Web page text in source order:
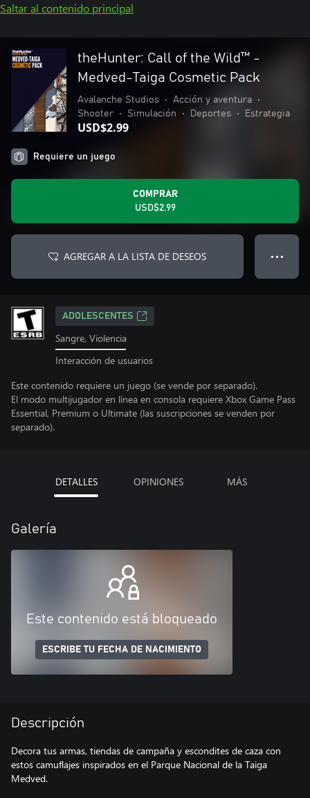
Saltar al contenido principal
theHunter: Call of the Wild™ -
Medved-Taiga Cosmetic Pack
Avalanche Studios • Acción y aventura
•
Shooter
• Simulación • Deportes • Estrategia
USD$2.99
Requiere un juego
COMPRAR
USD$2.99
AGREGAR A LA LISTA DE DESEOS ● ● ●
ADOLESCENTES
Sangre, Violencia
Interacción de usuarios
Este contenido requiere un juego (se vende por separado).
El modo multijugador en línea en consola requiere Xbox Game Pass
Essential, Premium o Ultimate (las suscripciones se venden por
separado).
DETALLES OPINIONES MÁS
Galería
Este contenido está bloqueado
ESCRIBE TU FECHA DE NACIMIENTO
Descripción
Decora tus armas, tiendas de campaña y escondites de caza con
estos camuflajes inspirados en el Parque Nacional de la Taiga
Medved.